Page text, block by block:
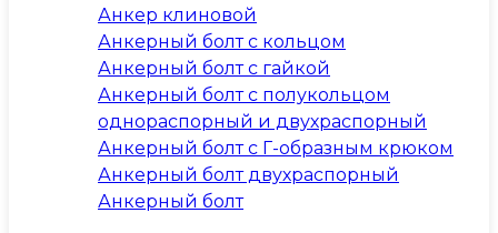
Анкер клиновой
Анкерный болт с кольцом
Анкерный болт с гайкой
Анкерный болт с полукольцом
однораспорный и двухраспорный
Анкерный болт с Г-образным крюком
Анкерный болт двухраспорный
Анкерный болт